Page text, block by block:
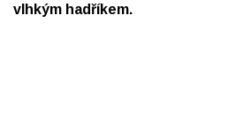
vlhkým hadříkem.